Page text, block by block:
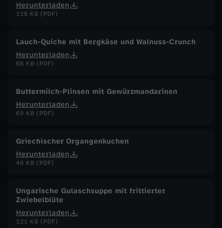
Herunterladen
139 KB (PDF)
Lauch-Quiche mit Bergkäse und Walnuss-Crunch
Herunterladen
68 KB (PDF)
Buttermilch-Plinsen mit Gewürzmandarinen
Herunterladen
69 KB (PDF)
Griechischer Organgenkuchen
Herunterladen
49 KB (PDF)
Ungarische Gulaschsuppe mit frittierter
Zwiebelblüte
Herunterladen
121 KB (PDF)